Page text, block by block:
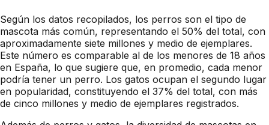
Según los datos recopilados, los perros son el tipo de
mascota más común, representando el 50% del total, con
aproximadamente siete millones y medio de ejemplares.
Este número es comparable al de los menores de 18 años
en España, lo que sugiere que, en promedio, cada menor
podría tener un perro. Los gatos ocupan el segundo lugar
en popularidad, constituyendo el 37% del total, con más
de cinco millones y medio de ejemplares registrados.